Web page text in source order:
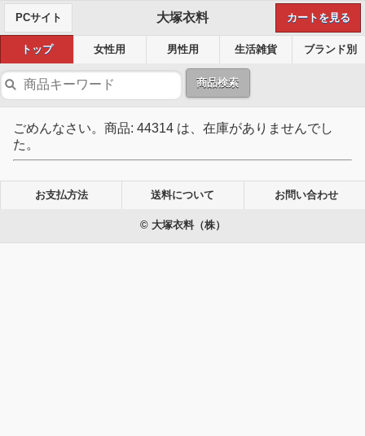
PCサイト 大塚衣料 カートを見る
トップ 女性用 男性用 生活雑貨 ブランド別
商品検索
ごめんなさい。商品: 44314 は、在庫がありませんでし
た。
お支払方法 送料について お問い合わせ
© 大塚衣料（株）